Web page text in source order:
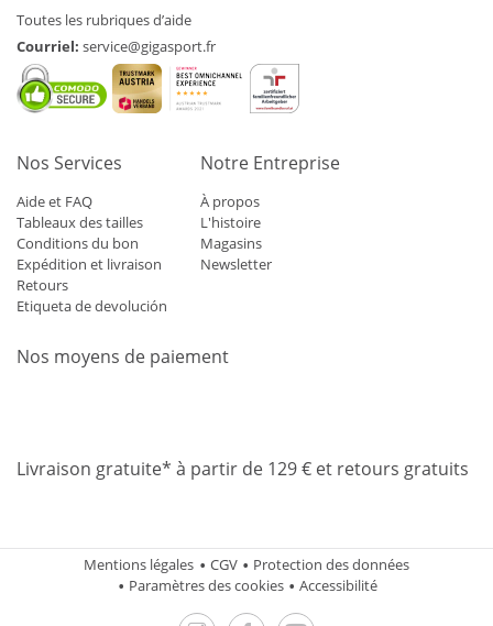
Toutes les rubriques d’aide
Courriel: service@gigasport.fr
Nos Services
Aide et FAQ
Tableaux des tailles
Conditions du bon
Expédition et livraison
Retours
Etiqueta de devolución
Notre Entreprise
À propos
L'histoire
Magasins
Newsletter
Nos moyens de paiement
Livraison gratuite* à partir de 129 € et retours gratuits
Mentions légales CGV
Protection des données
Paramètres des cookies
Accessibilité